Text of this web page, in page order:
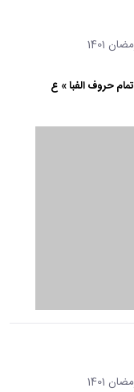
1401
حروف الفبا » ع
1401